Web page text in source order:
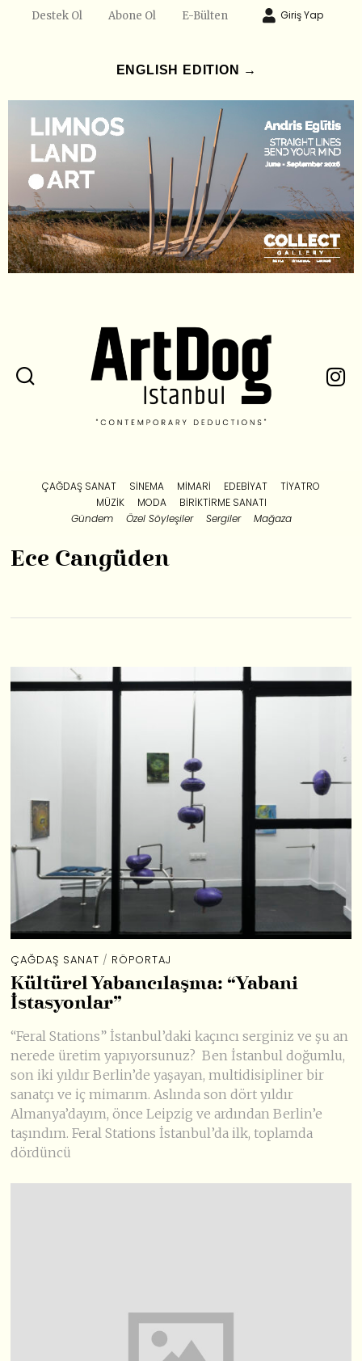
Destek Ol Abone Ol E-Bülten Giriş Yap
ENGLISH EDITION →
ÇAĞDAŞ SANAT SINEMA MIMARI EDEBIYAT
TIYATRO
MÜZIK
MODA
BIRIKTIRME SANATI
Gündem
Özel Söyleşiler Sergiler Mağaza
Ece Cangüden
ÇAĞDAŞ SANAT / RÖPORTAJ
Kültürel Yabancılaşma: “Yabani
İstasyonlar”
“Feral Stations” İstanbul’daki kaçıncı serginiz ve şu an
nerede üretim yapıyorsunuz? Ben İstanbul doğumlu,
son iki yıldır Berlin’de yaşayan, multidisipliner bir
sanatçı ve iç mimarım. Aslında son dört yıldır
Almanya’dayım, önce Leipzig ve ardından Berlin’e
taşındım. Feral Stations İstanbul’da ilk, toplamda
dördüncü